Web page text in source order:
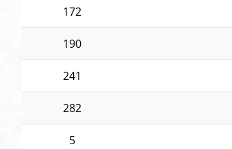
172
190
241
282
5